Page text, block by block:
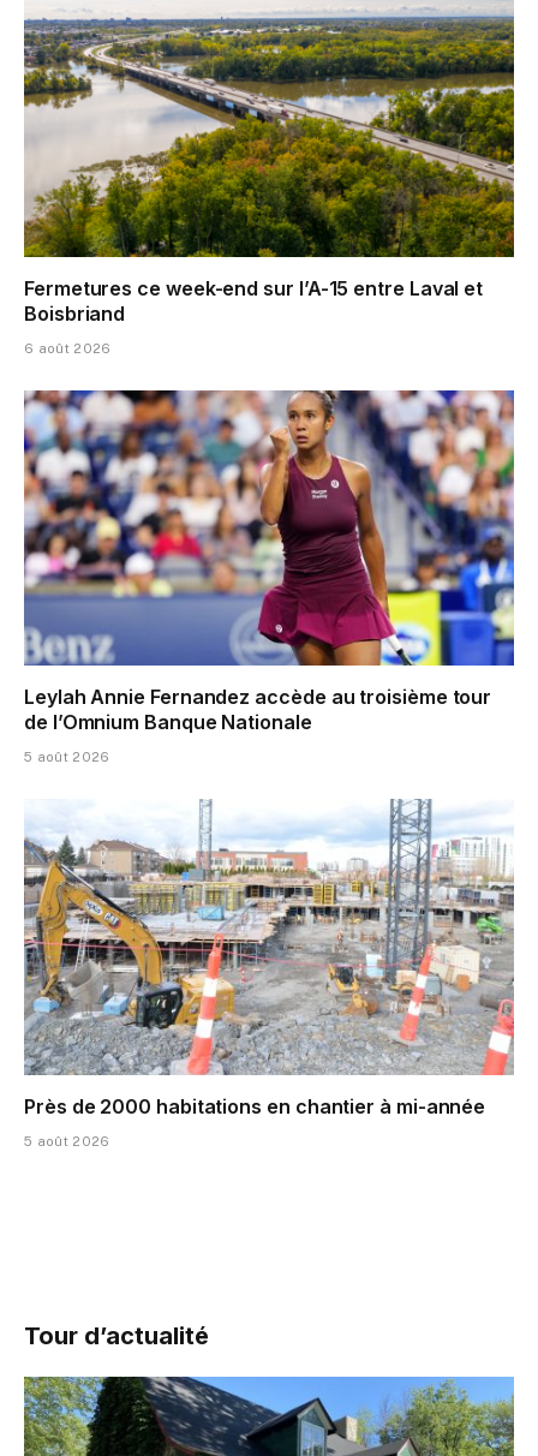
Fermetures ce week-end sur l’A-15 entre Laval et
Boisbriand
6 août 2026
Leylah Annie Fernandez accède au troisième tour
de l’Omnium Banque Nationale
5 août 2026
Près de 2000 habitations en chantier à mi-année
5 août 2026
Tour d’actualité